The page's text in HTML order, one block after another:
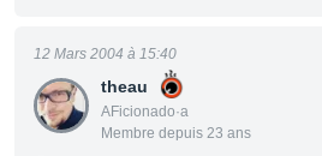
theau
AFicionado·a
Membre depuis 23 ans
12 Mars 2004 à 15:40